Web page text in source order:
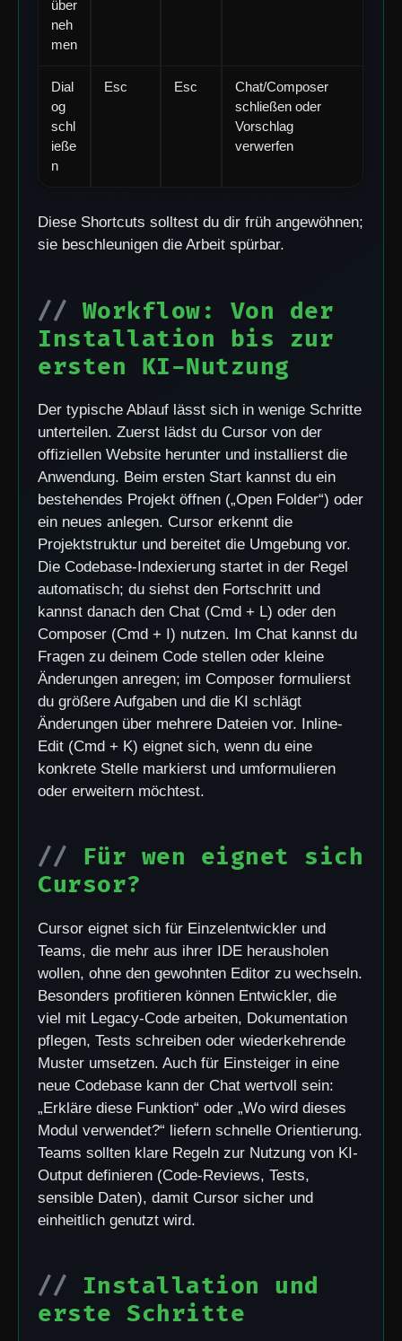
über
neh
men
Dial
og
schl
ieße
n
Esc Esc
Chat/Composer
schließen oder
Vorschlag
verwerfen
Diese Shortcuts solltest du dir früh angewöhnen;
sie beschleunigen die Arbeit spürbar.
Workflow: Von der
Installation bis zur
ersten KI-Nutzung
Der typische Ablauf lässt sich in wenige Schritte
unterteilen. Zuerst lädst du Cursor von der
offiziellen Website herunter und installierst die
Anwendung. Beim ersten Start kannst du ein
bestehendes Projekt öffnen („Open Folder“) oder
ein neues anlegen. Cursor erkennt die
Projektstruktur und bereitet die Umgebung vor.
Die Codebase-Indexierung startet in der Regel
automatisch; du siehst den Fortschritt und
kannst danach den Chat (Cmd + L) oder den
Composer (Cmd + I) nutzen. Im Chat kannst du
Fragen zu deinem Code stellen oder kleine
Änderungen anregen; im Composer formulierst
du größere Aufgaben und die KI schlägt
Änderungen über mehrere Dateien vor. Inline-
Edit (Cmd + K) eignet sich, wenn du eine
konkrete Stelle markierst und umformulieren
oder erweitern möchtest.
Für wen eignet sich
Cursor?
Cursor eignet sich für Einzelentwickler und
Teams, die mehr aus ihrer IDE herausholen
wollen, ohne den gewohnten Editor zu wechseln.
Besonders profitieren können Entwickler, die
viel mit Legacy-Code arbeiten, Dokumentation
pflegen, Tests schreiben oder wiederkehrende
Muster umsetzen. Auch für Einsteiger in eine
neue Codebase kann der Chat wertvoll sein:
„Erkläre diese Funktion“ oder „Wo wird dieses
Modul verwendet?“ liefern schnelle Orientierung.
Teams sollten klare Regeln zur Nutzung von KI-
Output definieren (Code-Reviews, Tests,
sensible Daten), damit Cursor sicher und
einheitlich genutzt wird.
Installation und
erste Schritte